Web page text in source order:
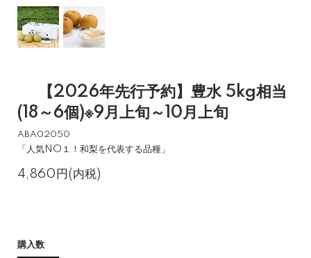
【2026年先行予約】豊水 5kg相当
(18～6個)※9月上旬～10月上旬
ABA02050
「人気NO１！和梨を代表する品種」
4,860円(内税)
購入数